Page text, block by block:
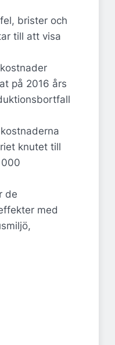
brister och
till att visa
på 2016 års
knutet till
de
med